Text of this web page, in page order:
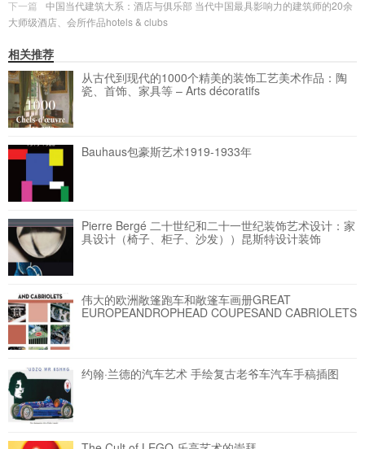
下一篇
中国当代建筑大系：酒店与俱乐部 当代中国最具影响力的建筑师的20余
大师级酒店、会所作品hotels & clubs
相关推荐
从古代到现代的1000个精美的装饰工艺美术作品：陶
瓷、首饰、家具等 – Arts décoratifs
Bauhaus包豪斯艺术1919-1933年
Pierre Bergé 二十世纪和二十一世纪装饰艺术设计：家
具设计（椅子、柜子、沙发））昆斯特设计装饰
伟大的欧洲敞篷跑车和敞篷车画册GREAT
EUROPEANDROPHEAD COUPESAND CABRIOLETS
约翰·兰德的汽车艺术 手绘复古老爷车汽车手稿插图